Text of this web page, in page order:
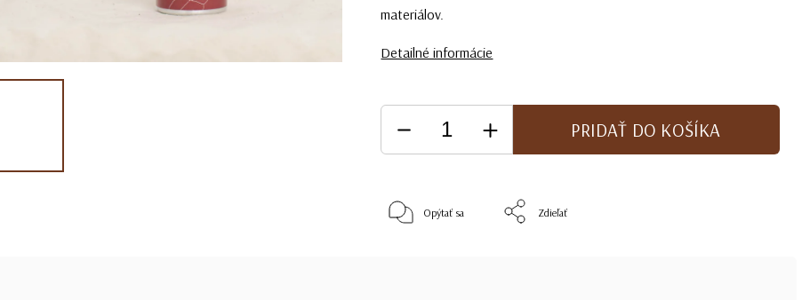
materiálov.
Detailné informácie
PRIDAŤ DO KOŠÍKA
Opýtať sa Zdieľať